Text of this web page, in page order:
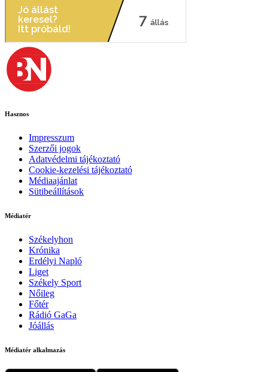
Hasznos
Impresszum
Szerzői jogok
Adatvédelmi tájékoztató
Cookie-kezelési tájékoztató
Médiaajánlat
Sütibeállítások
Médiatér
Székelyhon
Krónika
Erdélyi Napló
Liget
Székely Sport
Nőileg
Főtér
Rádió GaGa
Jóállás
Médiatér alkalmazás